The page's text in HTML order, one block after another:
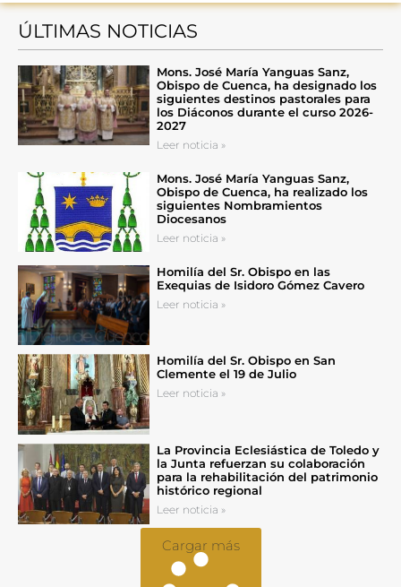
ÚLTIMAS NOTICIAS
Mons. José María Yanguas Sanz,
Obispo de Cuenca, ha designado los
siguientes destinos pastorales para
los Diáconos durante el curso 2026-
2027
Leer noticia »
Mons. José María Yanguas Sanz,
Obispo de Cuenca, ha realizado los
siguientes Nombramientos
Diocesanos
Leer noticia »
Homilía del Sr. Obispo en las
Exequias de Isidoro Gómez Cavero
Leer noticia »
Homilía del Sr. Obispo en San
Clemente el 19 de Julio
Leer noticia »
La Provincia Eclesiástica de Toledo y
la Junta refuerzan su colaboración
para la rehabilitación del patrimonio
histórico regional
Leer noticia »
Cargar más